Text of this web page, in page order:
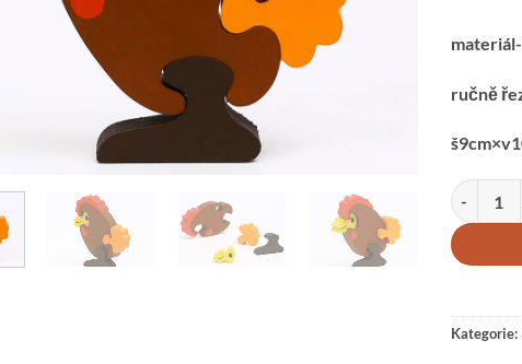
ručně
Slepička-
Kategorie: